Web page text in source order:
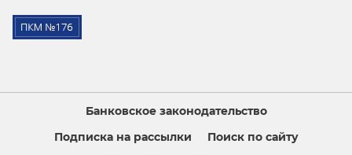
Банковское законодательство
Подписка на рассылки
Поиск по сайту